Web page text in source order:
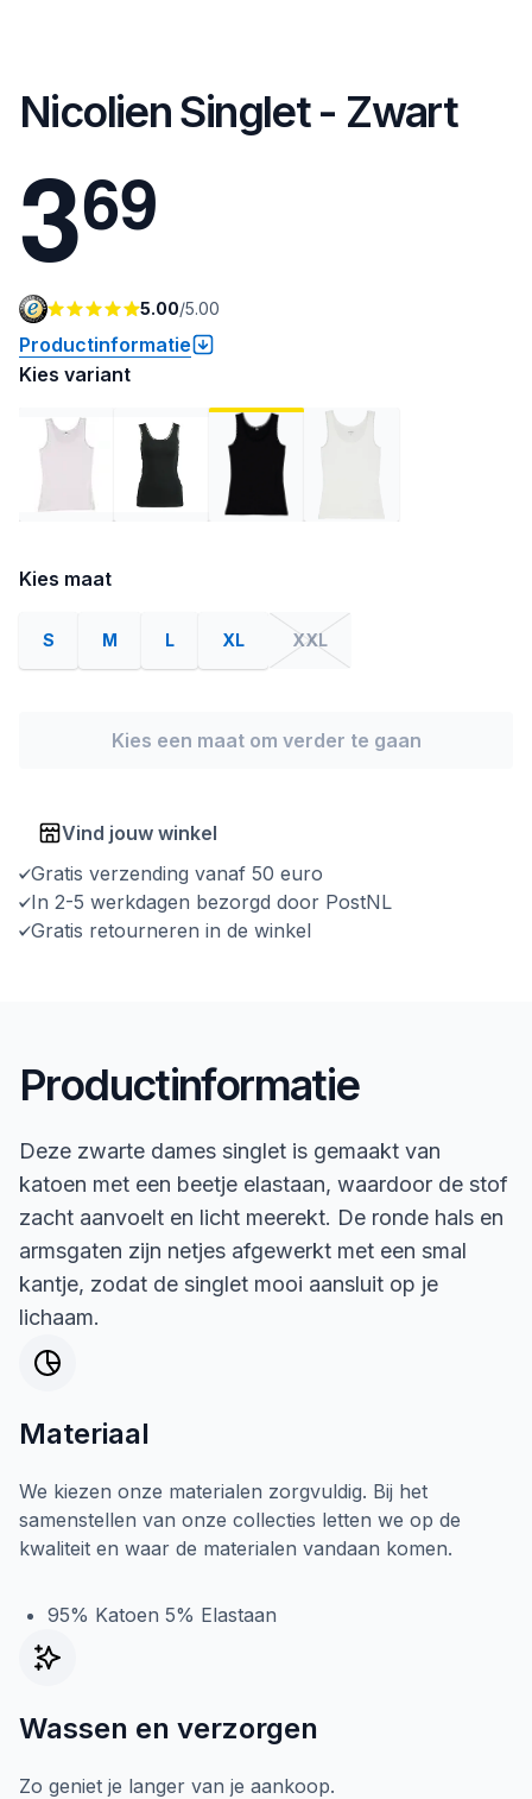
Nicolien Singlet - Zwart
369
5.00/5.00
Productinformatie
Kies variant
Kies maat
S M L XL XXL
Kies een maat om verder te gaan
Vind jouw winkel
Gratis verzending vanaf 50 euro
In 2-5 werkdagen bezorgd door PostNL
Gratis retourneren in de winkel
Productinformatie
Deze zwarte dames singlet is gemaakt van
katoen met een beetje elastaan, waardoor de stof
zacht aanvoelt en licht meerekt. De ronde hals en
armsgaten zijn netjes afgewerkt met een smal
kantje, zodat de singlet mooi aansluit op je
lichaam.
Materiaal
We kiezen onze materialen zorgvuldig. Bij het
samenstellen van onze collecties letten we op de
kwaliteit en waar de materialen vandaan komen.
95% Katoen 5% Elastaan
Wassen en verzorgen
Zo geniet je langer van je aankoop.